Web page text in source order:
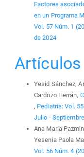
Factores
en un Programa
Vol. 57 Núm. 1
de 2024
Yesid Sánchez,
Cardozo Herrán,
, Pediatría: Vol.
Julio -
Ana Maria
Yesenia Paola
Vol. 56 Núm. 4